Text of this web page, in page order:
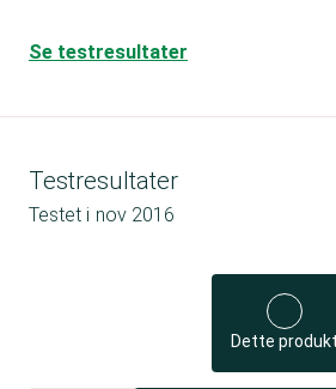
Se testresultater
Testresultater
Testet i nov 2016
Dette produkt